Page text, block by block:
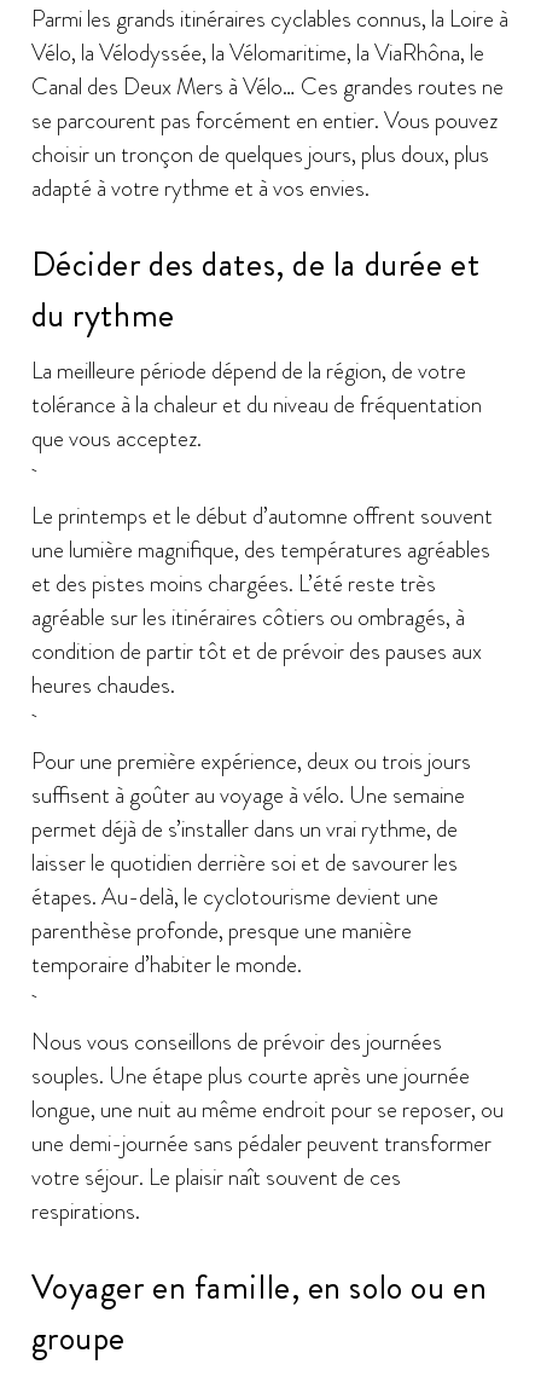
Parmi les grands itinéraires cyclables connus, la Loire à
Vélo, la Vélodyssée, la Vélomaritime, la ViaRhôna, le
Canal des Deux Mers à Vélo… Ces grandes routes ne
se parcourent pas forcément en entier. Vous pouvez
choisir un tronçon de quelques jours, plus doux, plus
adapté à votre rythme et à vos envies.
Décider des dates, de la durée et
du rythme
La meilleure période dépend de la région, de votre
tolérance à la chaleur et du niveau de fréquentation
que vous acceptez.
Le printemps et le début d’automne offrent souvent
une lumière magnifique, des températures agréables
et des pistes moins chargées. L’été reste très
agréable sur les itinéraires côtiers ou ombragés, à
condition de partir tôt et de prévoir des pauses aux
heures chaudes.
Pour une première expérience, deux ou trois jours
suffisent à goûter au voyage à vélo. Une semaine
permet déjà de s’installer dans un vrai rythme, de
laisser le quotidien derrière soi et de savourer les
étapes. Au-delà, le cyclotourisme devient une
parenthèse profonde, presque une manière
temporaire d’habiter le monde.
Nous vous conseillons de prévoir des journées
souples. Une étape plus courte après une journée
longue, une nuit au même endroit pour se reposer, ou
une demi-journée sans pédaler peuvent transformer
votre séjour. Le plaisir naît souvent de ces
respirations.
Voyager en famille, en solo ou en
groupe